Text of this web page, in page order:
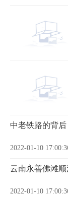
中老铁路的背
2022-01-10
云南永善佛滩
2022-01-10